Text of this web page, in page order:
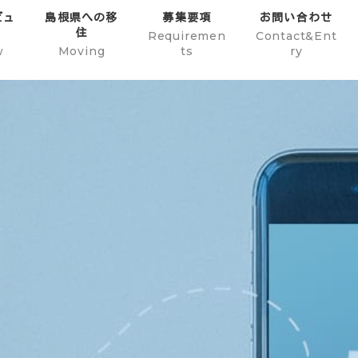
島根県への移
住
Moving
募集要項
Requiremen
ts
お問い合わせ
Contact&Ent
ry